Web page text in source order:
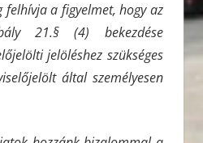
felhívja a figyelmet, hogy az
21.§ (4) bekezdése
jelöléshez szükséges
által személyesen